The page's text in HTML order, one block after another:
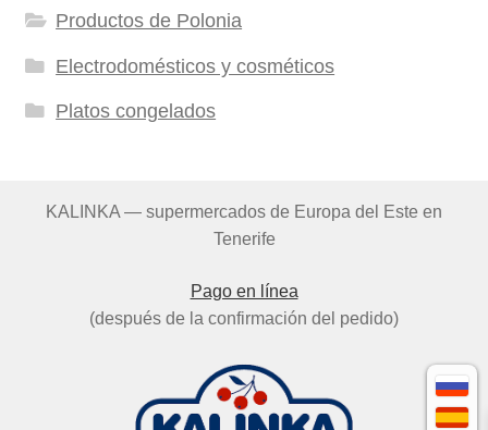
Productos de Polonia
Electrodomésticos y cosméticos
Platos congelados
KALINKA — supermercados de Europa del Este en
Tenerife
Pago en línea
(después de la confirmación del pedido)